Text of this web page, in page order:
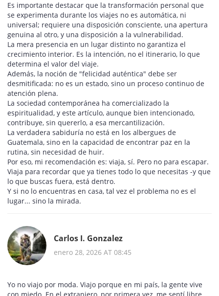
Es importante destacar que la transformación personal que
se experimenta durante los viajes no es automática, ni
universal; requiere una disposición consciente, una apertura
genuina al otro, y una disposición a la vulnerabilidad.
La mera presencia en un lugar distinto no garantiza el
crecimiento interior. Es la intención, no el itinerario, lo que
determina el valor del viaje.
Además, la noción de "felicidad auténtica" debe ser
desmitificada: no es un estado, sino un proceso continuo de
atención plena.
La sociedad contemporánea ha comercializado la
espiritualidad, y este artículo, aunque bien intencionado,
contribuye, sin quererlo, a esa mercantilización.
La verdadera sabiduría no está en los albergues de
Guatemala, sino en la capacidad de encontrar paz en la
rutina, sin necesidad de huir.
Por eso, mi recomendación es: viaja, sí. Pero no para escapar.
Viaja para recordar que ya tienes todo lo que necesitas -y que
lo que buscas fuera, está dentro.
Y si no lo encuentras en casa, tal vez el problema no es el
lugar... sino la mirada.
Carlos I. Gonzalez
enero 28, 2026 AT 08:45
Yo no viajo por moda. Viajo porque en mi país, la gente vive